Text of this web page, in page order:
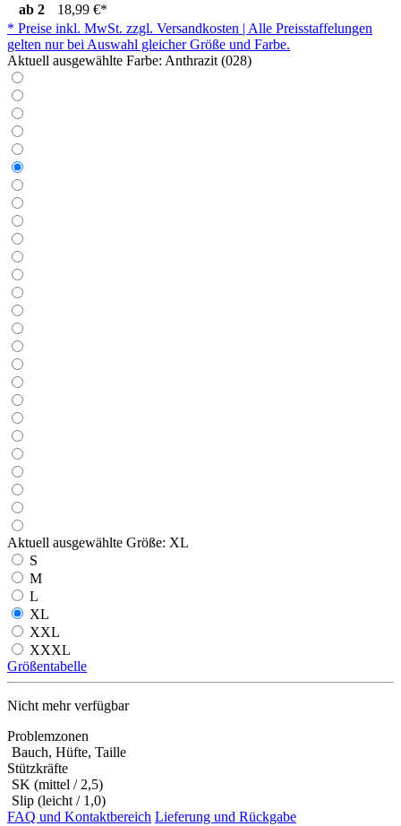
ab 2
18,99 €*
* Preise inkl. MwSt. zzgl. Versandkosten | Alle Preisstaffelungen
gelten nur bei Auswahl gleicher Größe und Farbe.
Aktuell ausgewählte Farbe: Anthrazit (028)
Aktuell ausgewählte Größe: XL
S
M
L
XL
XXL
XXXL
Größentabelle
Nicht mehr verfügbar
Problemzonen
Bauch, Hüfte, Taille
Stützkräfte
SK (mittel / 2,5)
Slip (leicht / 1,0)
FAQ und Kontaktbereich Lieferung und Rückgabe